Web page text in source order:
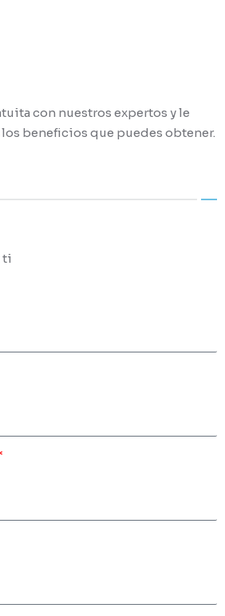
con nuestros expertos y le
beneficios que puedes obtener.
ti